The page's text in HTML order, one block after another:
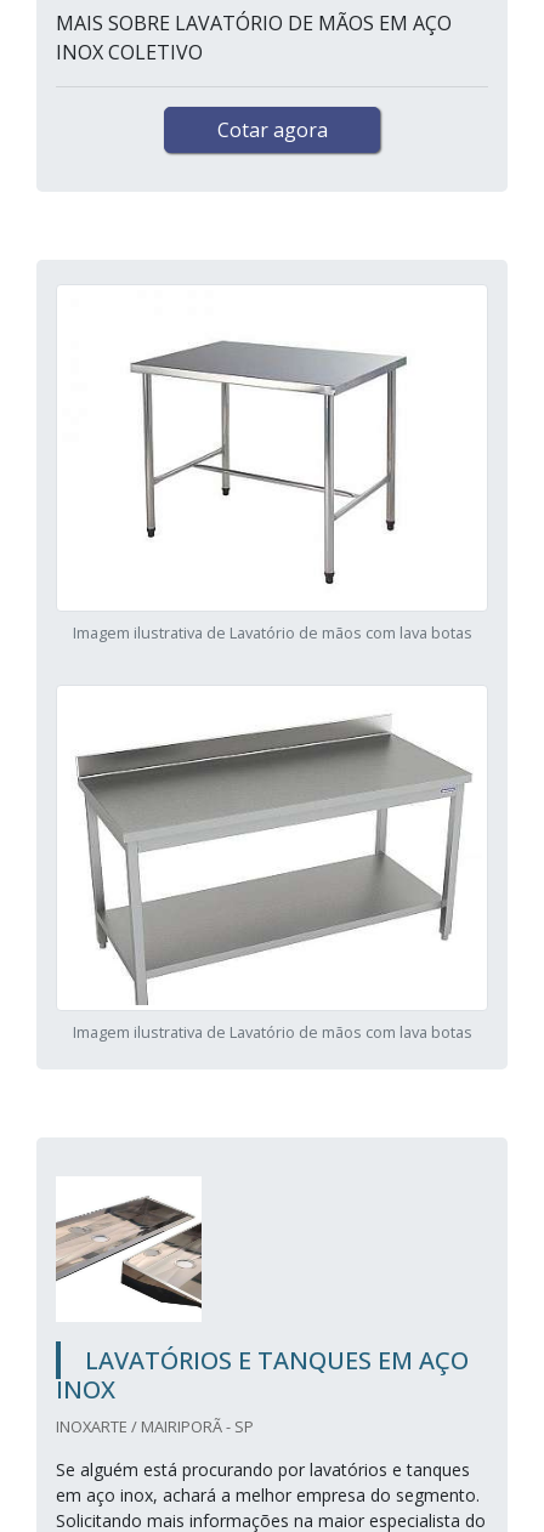
MAIS SOBRE LAVATÓRIO DE MÃOS EM AÇO
INOX COLETIVO
Cotar agora
Imagem ilustrativa de Lavatório de mãos com lava botas
Imagem ilustrativa de Lavatório de mãos com lava botas
LAVATÓRIOS E TANQUES EM AÇO
INOX
INOXARTE / MAIRIPORÃ - SP
Se alguém está procurando por lavatórios e tanques
em aço inox, achará a melhor empresa do segmento.
Solicitando mais informações na maior especialista do